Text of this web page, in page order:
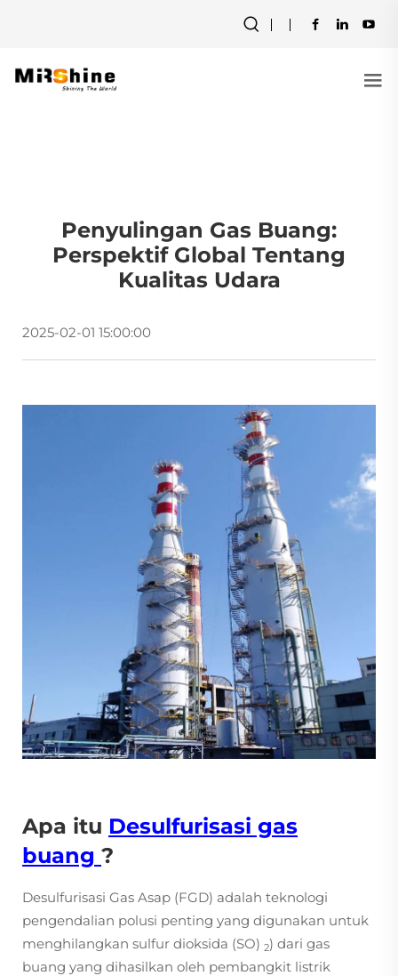
Penyulingan Gas Buang:
Perspektif Global Tentang
Kualitas Udara
2025-02-01 15:00:00
Apa itu Desulfurisasi gas
buang ?
Desulfurisasi Gas Asap (FGD) adalah teknologi
pengendalian polusi penting yang digunakan untuk
menghilangkan sulfur dioksida (SO) 2) dari gas
buang yang dihasilkan oleh pembangkit listrik